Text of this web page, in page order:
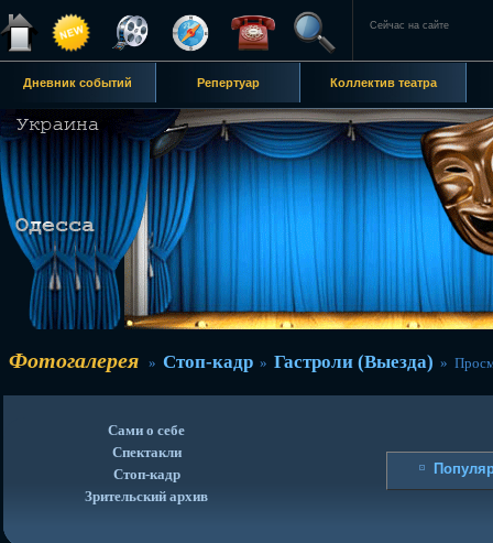
Сейчас на сайте
Дневник событий Репертуар Коллектив театра
Фотогалерея » Стоп-кадр » Гастроли (Выезда) »
Сами о себе
Спектакли
Стоп-кадр
Зрительский архив